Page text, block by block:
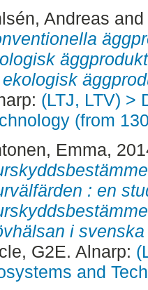
Andreas and
(LTJ, LTV) >
(from
Emma,
: en
i
G2E. Alnarp:
and